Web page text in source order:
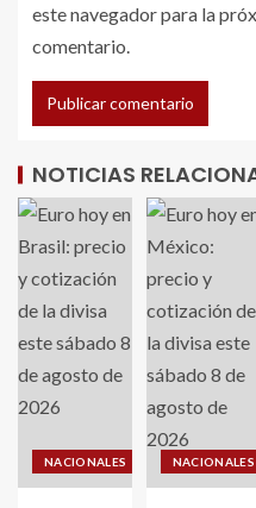
este navegador para la
comentario.
NOTICIAS
NACIONALES NACIONALES